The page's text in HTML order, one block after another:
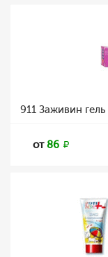
911 Заживин
от86